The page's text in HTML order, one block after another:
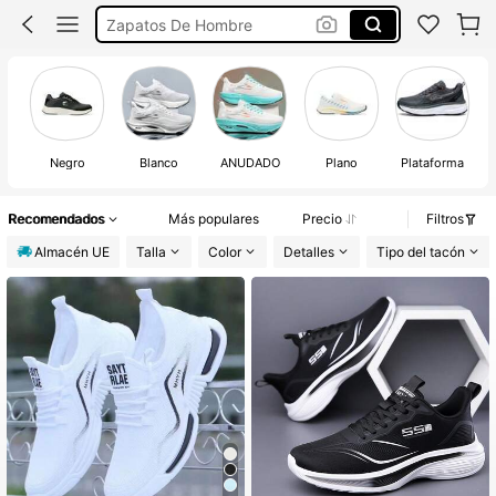
Tenis Hombre
Zapatillas Hombre
Negro Blanco ANUDADO Plano Plataforma
Recomendados Más populares Precio
Filtros
Almacén UE
Talla Color Detalles Tipo del tacón